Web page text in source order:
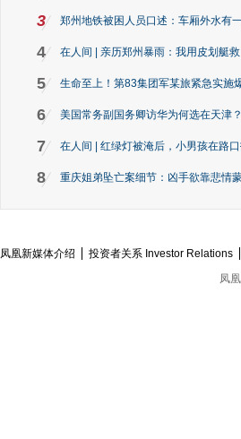
3 郑州地铁被困人员口述：车厢外水有
4 在人间 | 亲历郑州暴雨：我用皮划艇
5 生命至上！第83集团军某旅紧急实施
6 美国常务副国务卿访华为何选在天津
7 在人间 | 红绿灯被淹后，小男孩在路
8 重庆姐弟坠亡案细节：凶手欲靠悲情
凤凰新媒体介绍 投资者关系 Investor Relations
凤